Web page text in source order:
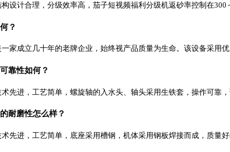
设计合理，分级效率高，茄子短视频福利分级机返砂率控制在
？
家成立几十年的老牌企业，始终视产品质量为生命。该设备采用
靠性如何？
先进，工艺简单，螺旋轴的入水头、轴头采用生铁套，操作可靠
耐磨性怎么样？
先进，工艺简单，底座采用槽钢，机体采用钢板焊接而成，质量